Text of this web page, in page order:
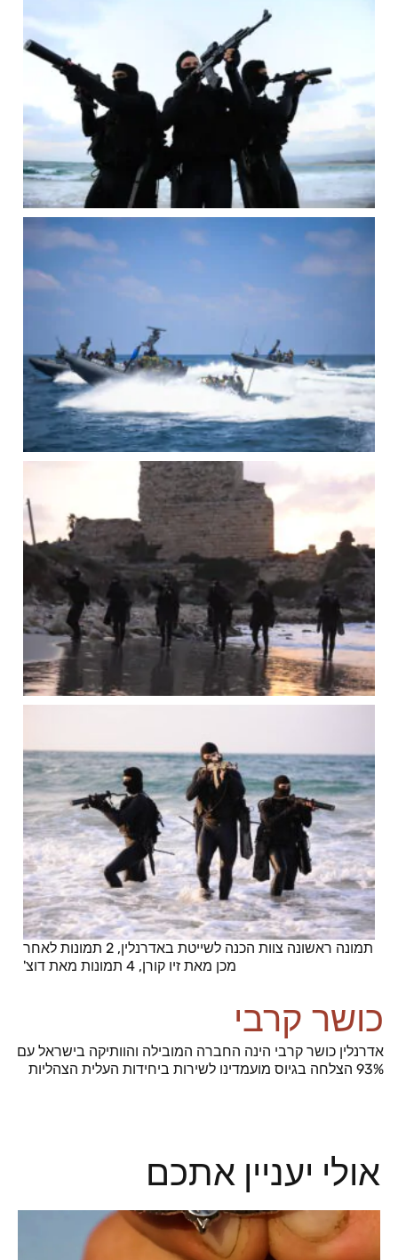
תמונה ראשונה צוות הכנה לשייטת באדרנלין, 2 תמונות לאחר
מכן מאת זיו קורן, 4 תמונות מאת דוצ'
כושר קרבי
אדרנלין כושר קרבי הינה החברה המובילה והוותיקה בישראל עם
93% הצלחה בגיוס מועמדינו לשירות ביחידות העלית הצהליות
אולי יעניין אתכם